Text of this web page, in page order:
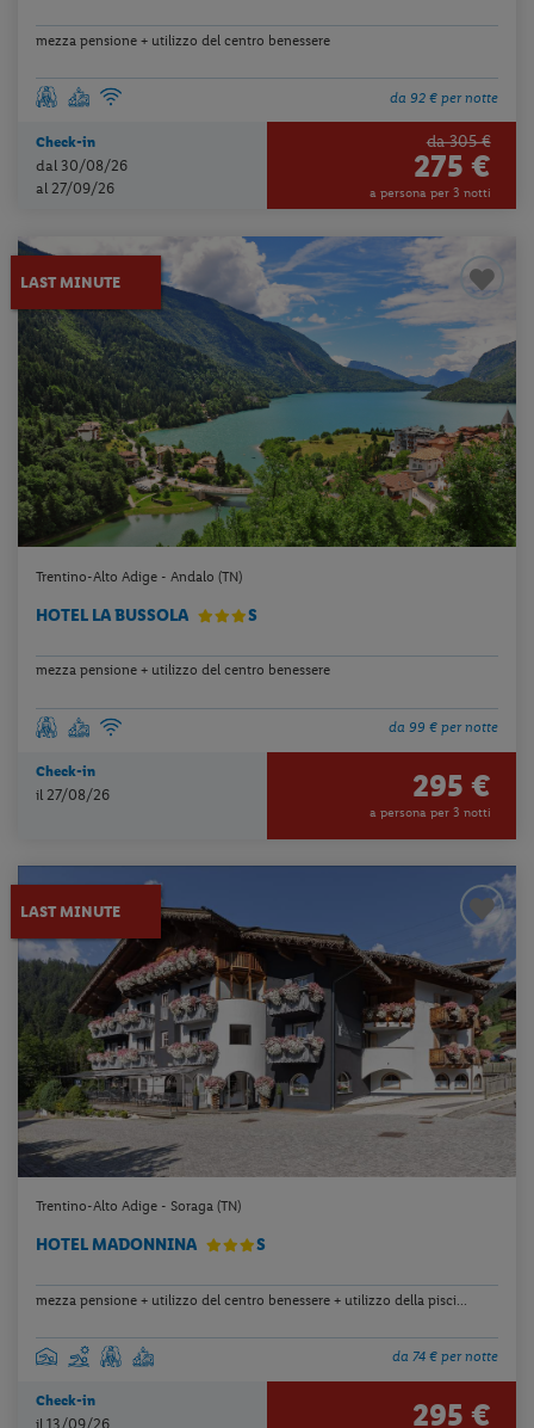
mezza pensione + utilizzo del centro benessere
da 92 € per notte
Check-in
dal 30/08/26
al 27/09/26
da 305 €
275 €
a persona per 3 notti
LAST MINUTE
Trentino-Alto Adige - Andalo (TN)
HOTEL LA BUSSOLA S
mezza pensione + utilizzo del centro benessere
da 99 € per notte
Check-in
il 27/08/26 295 €
a persona per 3 notti
LAST MINUTE
Trentino-Alto Adige - Soraga (TN)
HOTEL MADONNINA S
mezza pensione + utilizzo del centro benessere + utilizzo della pisci...
da 74 € per notte
Check-in
il 13/09/26 295 €